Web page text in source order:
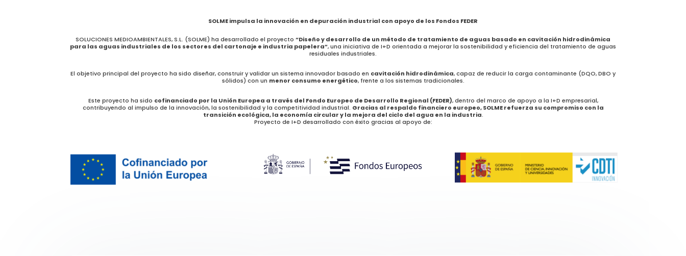
SOLME impulsa la innovación en depuración industrial con apoyo de los Fondos FEDER
SOLUCIONES MEDIOAMBIENTALES, S.L. (SOLME) ha desarrollado el proyecto “Diseño y desarrollo de un método de tratamiento de aguas basado en cavitación hidrodinámica
para las aguas industriales de los sectores del cartonaje e industria papelera”, una iniciativa de I+D orientada a mejorar la sostenibilidad y eficiencia del tratamiento de aguas
residuales industriales.
El objetivo principal del proyecto ha sido diseñar, construir y validar un sistema innovador basado en cavitación hidrodinámica, capaz de reducir la carga contaminante (DQO, DBO y
sólidos) con un menor consumo energético, frente a los sistemas tradicionales.
Este proyecto ha sido cofinanciado por la Unión Europea a través del Fondo Europeo de Desarrollo Regional (FEDER), dentro del marco de apoyo a la I+D empresarial,
contribuyendo al impulso de la innovación, la sostenibilidad y la competitividad industrial. Gracias al respaldo financiero europeo, SOLME refuerza su compromiso con la
transición ecológica, la economía circular y la mejora del ciclo del agua en la industria.
Proyecto de I+D desarrollado con éxito gracias al apoyo de: